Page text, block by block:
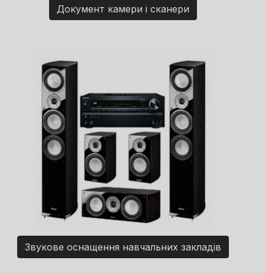
Документ камери і сканери
Звукове оснащення навчальних закладів